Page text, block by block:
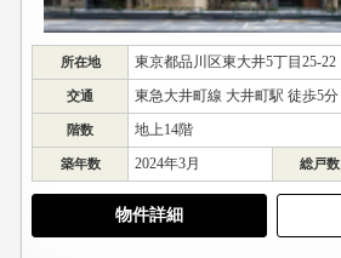
所在地 東京都品川区東大井5丁目25-22
交通 東急大井町線 大井町駅 徒歩5分
階数 地上14階
築年数 2024年3月 総戸数
物件詳細